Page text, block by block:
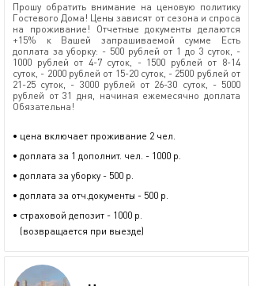
Прошу обратить внимание на ценовую политику
Гостевого Дома! Цены зависят от сезона и спроса
на проживание! Отчетные документы делаются
+15% к Вашей запрашиваемой сумме Есть
доплата за уборку: - 500 рублей от 1 до 3 суток, -
1000 рублей от 4-7 суток, - 1500 рублей от 8-14
суток, - 2000 рублей от 15-20 суток, - 2500 рублей от
21-25 суток, - 3000 рублей от 26-30 суток, - 5000
рублей от 31 дня, начиная ежемесячно доплата
Обязательна!
• цена включает проживание 2 чел.
• доплата за 1 дополнит. чел. - 1000 р.
• доплата за уборку - 500 р.
• доплата за отч.документы - 500 р.
• страховой депозит - 1000 р.
(возвращается при выезде)